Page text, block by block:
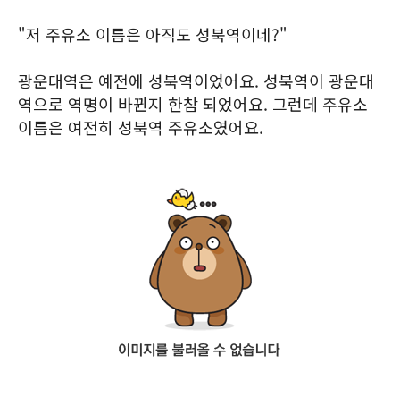
"저 주유소 이름은 아직도 성북역이네?"
광운대역은 예전에 성북역이었어요. 성북역이 광운대
역으로 역명이 바뀐지 한참 되었어요. 그런데 주유소
이름은 여전히 성북역 주유소였어요.